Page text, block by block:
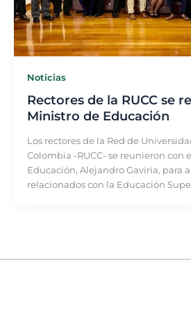
Noticias
Rectores de la RUCC se
Ministro de Educación
Los rectores de la Red de
Colombia -RUCC- se reunieron con
Educación, Alejandro Gaviria, para
relacionados con la Educación